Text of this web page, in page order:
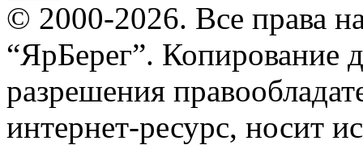
© 2000-2026. Все права
“ЯрБерег”. Копирование
разрешения
интернет-ресурс, носит